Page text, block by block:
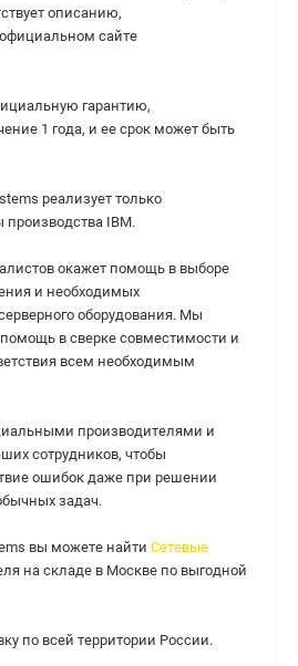
описанию,
сайте
гарантию,
1 года, и ее срок может быть
реализует только
IBM.
окажет помощь в выборе
и необходимых
оборудования. Мы
в сверке совместимости и
всем необходимым
производителями и
сотрудников, чтобы
ошибок даже при решении
задач.
вы можете найти Сетевые
на складе в Москве по выгодной
по всей территории России.